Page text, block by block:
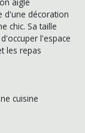
d'une décoration
chic. Sa taille
l'espace
les repas
cuisine